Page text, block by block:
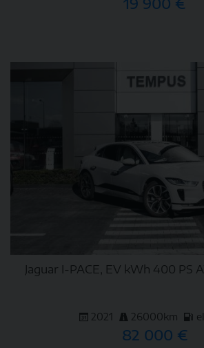
Jaguar I-PACE, EV kWh 400 PS
2021 26000km
82 000 €